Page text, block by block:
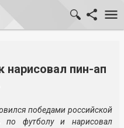
нарисовал пин-ап
победами российской
по футболу и нарисовал